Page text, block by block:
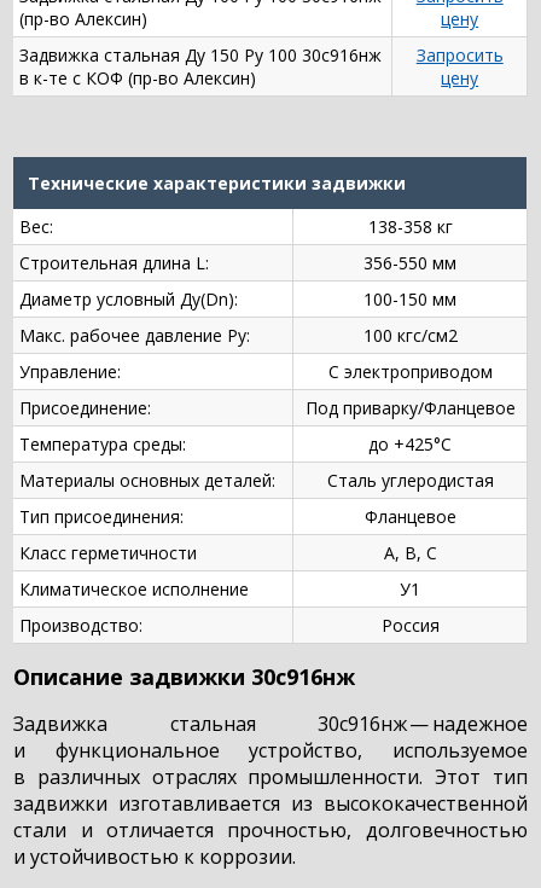
(пр-во Алексин)
цену
Задвижка стальная Ду 150 Ру 100 30с916нж
в к-те с КОФ (пр-во Алексин)
Запросить
цену
Технические характеристики задвижки
Вес:
138-358 кг
Строительная длина L:
356-550 мм
Диаметр условный Ду(Dn):
100-150 мм
Макс. рабочее давление Ру:
100 кгс/см2
Управление:
С электроприводом
Присоединение:
Под приварку/Фланцевое
Температура среды:
до +425°С
Материалы основных деталей:
Сталь углеродистая
Тип присоединения:
Фланцевое
Класс герметичности
А, В, С
Климатическое исполнение
У1
Производство:
Россия
Описание задвижки 30с916нж
Задвижка стальная 30с916нж — надежное
и функциональное устройство, используемое
в различных отраслях промышленности. Этот тип
задвижки изготавливается из высококачественной
стали и отличается прочностью, долговечностью
и устойчивостью к коррозии.